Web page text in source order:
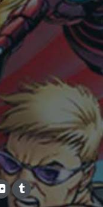
vai vợ Kiều Minh